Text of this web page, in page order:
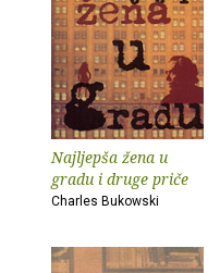
Najljepša žena u
gradu i druge priče
Charles Bukowski